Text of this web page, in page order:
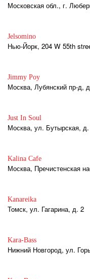
Московская обл., г.
Jelsomino
Нью-Йорк, 204 W 55th
Jimmy Poy
Москва, Лубянский пр-д,
Just In Soul
Москва, ул. Бутырская,
Kalina Cafe
Москва, Пречистенская
Kanareika
Томск, ул. Гагарина, д. 2
Kara-Bass
Нижний Новгород, ул.